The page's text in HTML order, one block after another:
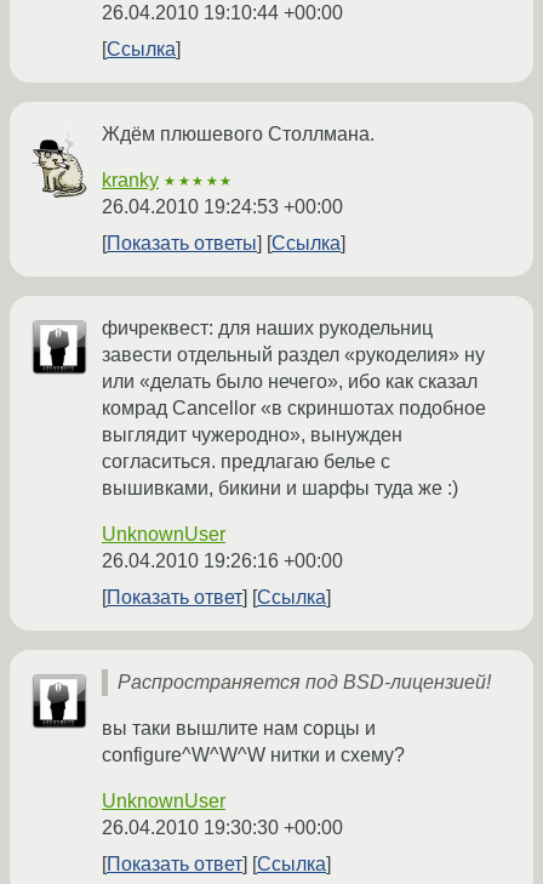
26.04.2010 19:10:44 +00:00
Ссылка
Ждём плюшевого Столлмана.
kranky ★★★★★
26.04.2010 19:24:53 +00:00
Показать ответы
Ссылка
фичреквест: для наших рукодельниц
завести отдельный раздел «рукоделия» ну
или «делать было нечего», ибо как сказал
комрад Cancellor «в скриншотах подобное
выглядит чужеродно», вынужден
согласиться. предлагаю белье с
вышивками, бикини и шарфы туда же :)
UnknownUser
26.04.2010 19:26:16 +00:00
Показать ответ
Ссылка
Распространяется под BSD-лицензией!
вы таки вышлите нам сорцы и
configure^W^W^W нитки и схему?
UnknownUser
26.04.2010 19:30:30 +00:00
Показать ответ
Ссылка